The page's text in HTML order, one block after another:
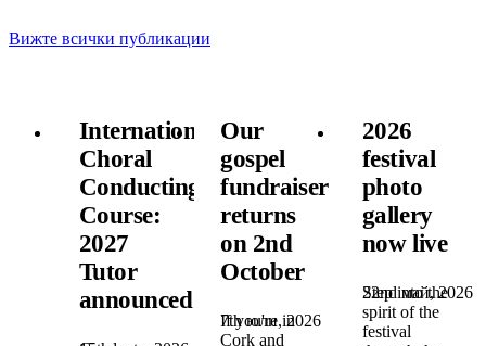
Вижте всички публикации
International
Choral
Conducting
Course:
2027
Tutor
announced!
Our
gospel
fundraiser
returns
on 2nd
October
7th юли, 2026
If you're in
Cork and
2026
festival
photo
gallery
now live
22nd май, 2026
Step into the
spirit of the
festival